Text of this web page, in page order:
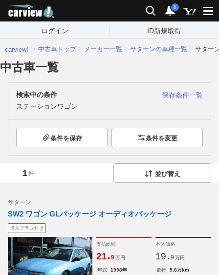
検索 通知
i
ログイン ID新規取得
carview! 中古車トップ メーカー一覧 サターンの車種一覧 サター
中古車一覧
検索中の条件
保存条件一覧
ステーションワゴン
条件を保存 条件を変更
1件 並び替え
サターン
SW2 ワゴン GLパッケージ オーディオパッケージ
購入プラン付き
支払総額
21.9 万円
本体価格
19. 9 万円
年式 1998年 走行
5.8万km